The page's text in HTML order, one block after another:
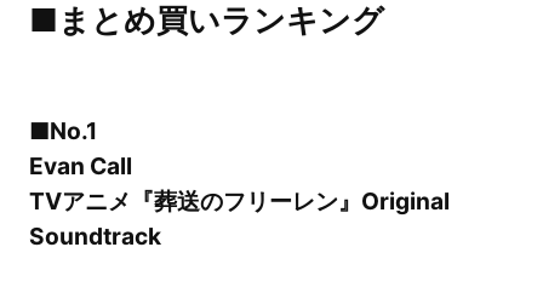
■まとめ買いランキング
■No.1
Evan Call
TVアニメ『葬送のフリーレン』Original
Soundtrack